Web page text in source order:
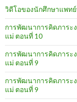
วิดีโอของนักศึกษาแพท
การพัฒนาการคิดภาระ
แม่ ตอนที่ 10
การพัฒนาการคิดภาระ
แม่ ตอนที่ 9
การพัฒนาการคิดภาระ
แม่ ตอนที่ 9